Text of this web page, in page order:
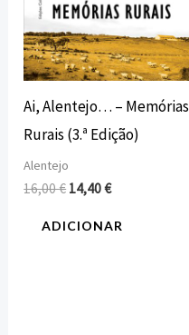
Ai, Alentejo… – Memórias
Rurais (3.ª Edição)
Alentejo
16,00€ 14,40€
ADICIONAR